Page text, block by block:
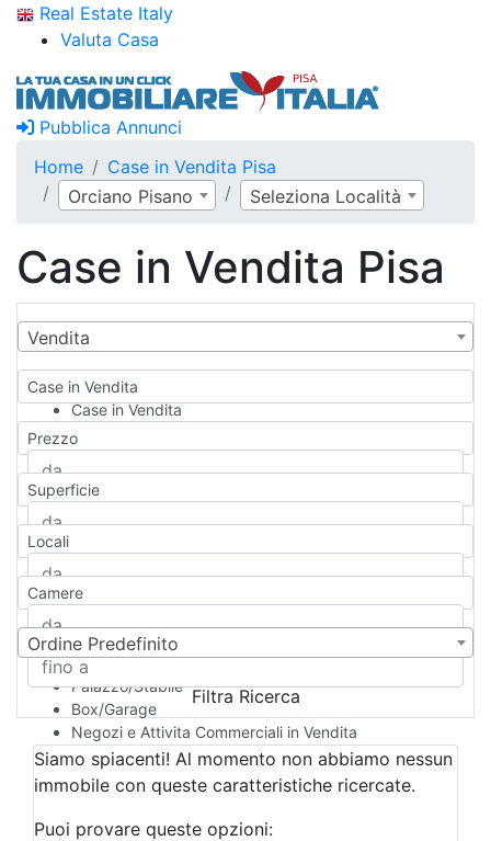
Real Estate Italy
Valuta Casa
Pubblica Annunci
Home
Case in Vendita Pisa
Orciano Pisano
Seleziona Località
Case in Vendita Pisa
Vendita
Case in Vendita
Case in Vendita
Qualsiasi
Appartamento
Casa indipendente
Casa Semi-indipendente
Attico/Mansarda
Rustico/Casale
Camera d'Albergo
Multiproprietà
Palazzo/Stabile
Box/Garage
Negozi e Attivita Commerciali in Vendita
Qualsiasi
Attività/Licenza Commerciale
Azienda Agricola
Bar/Ristorante
Prezzo
Superficie
Locali
Camere
Ordine Predefinito
Filtra Ricerca
Siamo spiacenti! Al momento non abbiamo nessun
immobile con queste caratteristiche ricercate.
Puoi provare queste opzioni: